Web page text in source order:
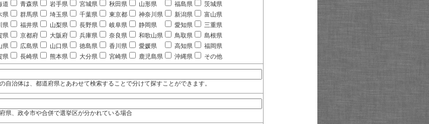
道 青森県 岩手県 宮城県 秋田県 山形県 福島県
茨城県
県
群馬県 埼玉県 千葉県 東京都 神奈川県 新潟県
富山県
県
福井県 山梨県 長野県 岐阜県 静岡県 愛知県
三重県
県
京都府 大阪府 兵庫県 奈良県 和歌山県 鳥取県
島根県
県
広島県 山口県 徳島県 香川県 愛媛県 高知県
福岡県
県
長崎県 熊本県 大分県 宮崎県 鹿児島県 沖縄県 その他
自治体は、都道府県とあわせて検索することで分けて探すことができます。
県、政令市や合併で選挙区が分かれている場合